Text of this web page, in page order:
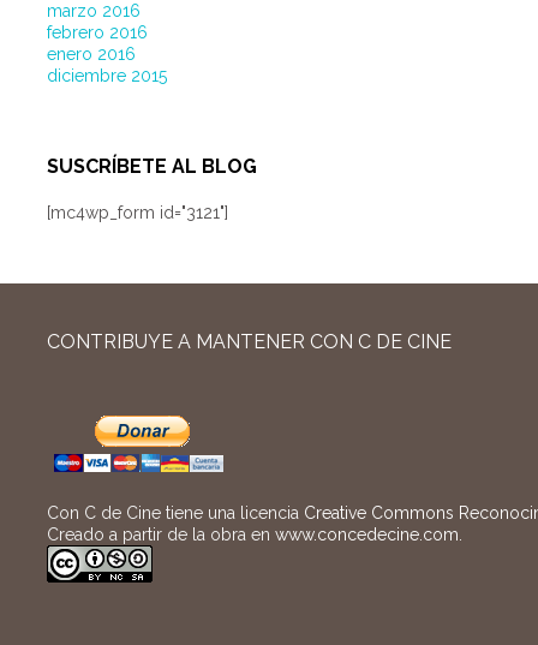
marzo 2016
febrero 2016
enero 2016
diciembre 2015
SUSCRÍBETE AL BLOG
[mc4wp_form id="3121"]
CONTRIBUYE A MANTENER CON C DE CINE
Con C de Cine tiene una licencia Creative Commons
Creado a partir de la obra enwww.concedecine.com